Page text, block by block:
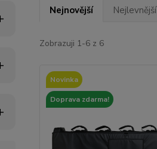
Nejnovější Nejlevnější
Zobrazuji 1-6 z 6
Novinka
Doprava zdarma!